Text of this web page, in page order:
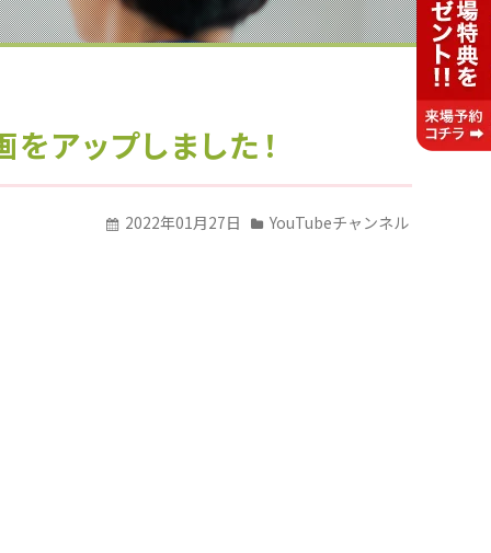
アップしました！
2022年01月27日 YouTubeチャンネル